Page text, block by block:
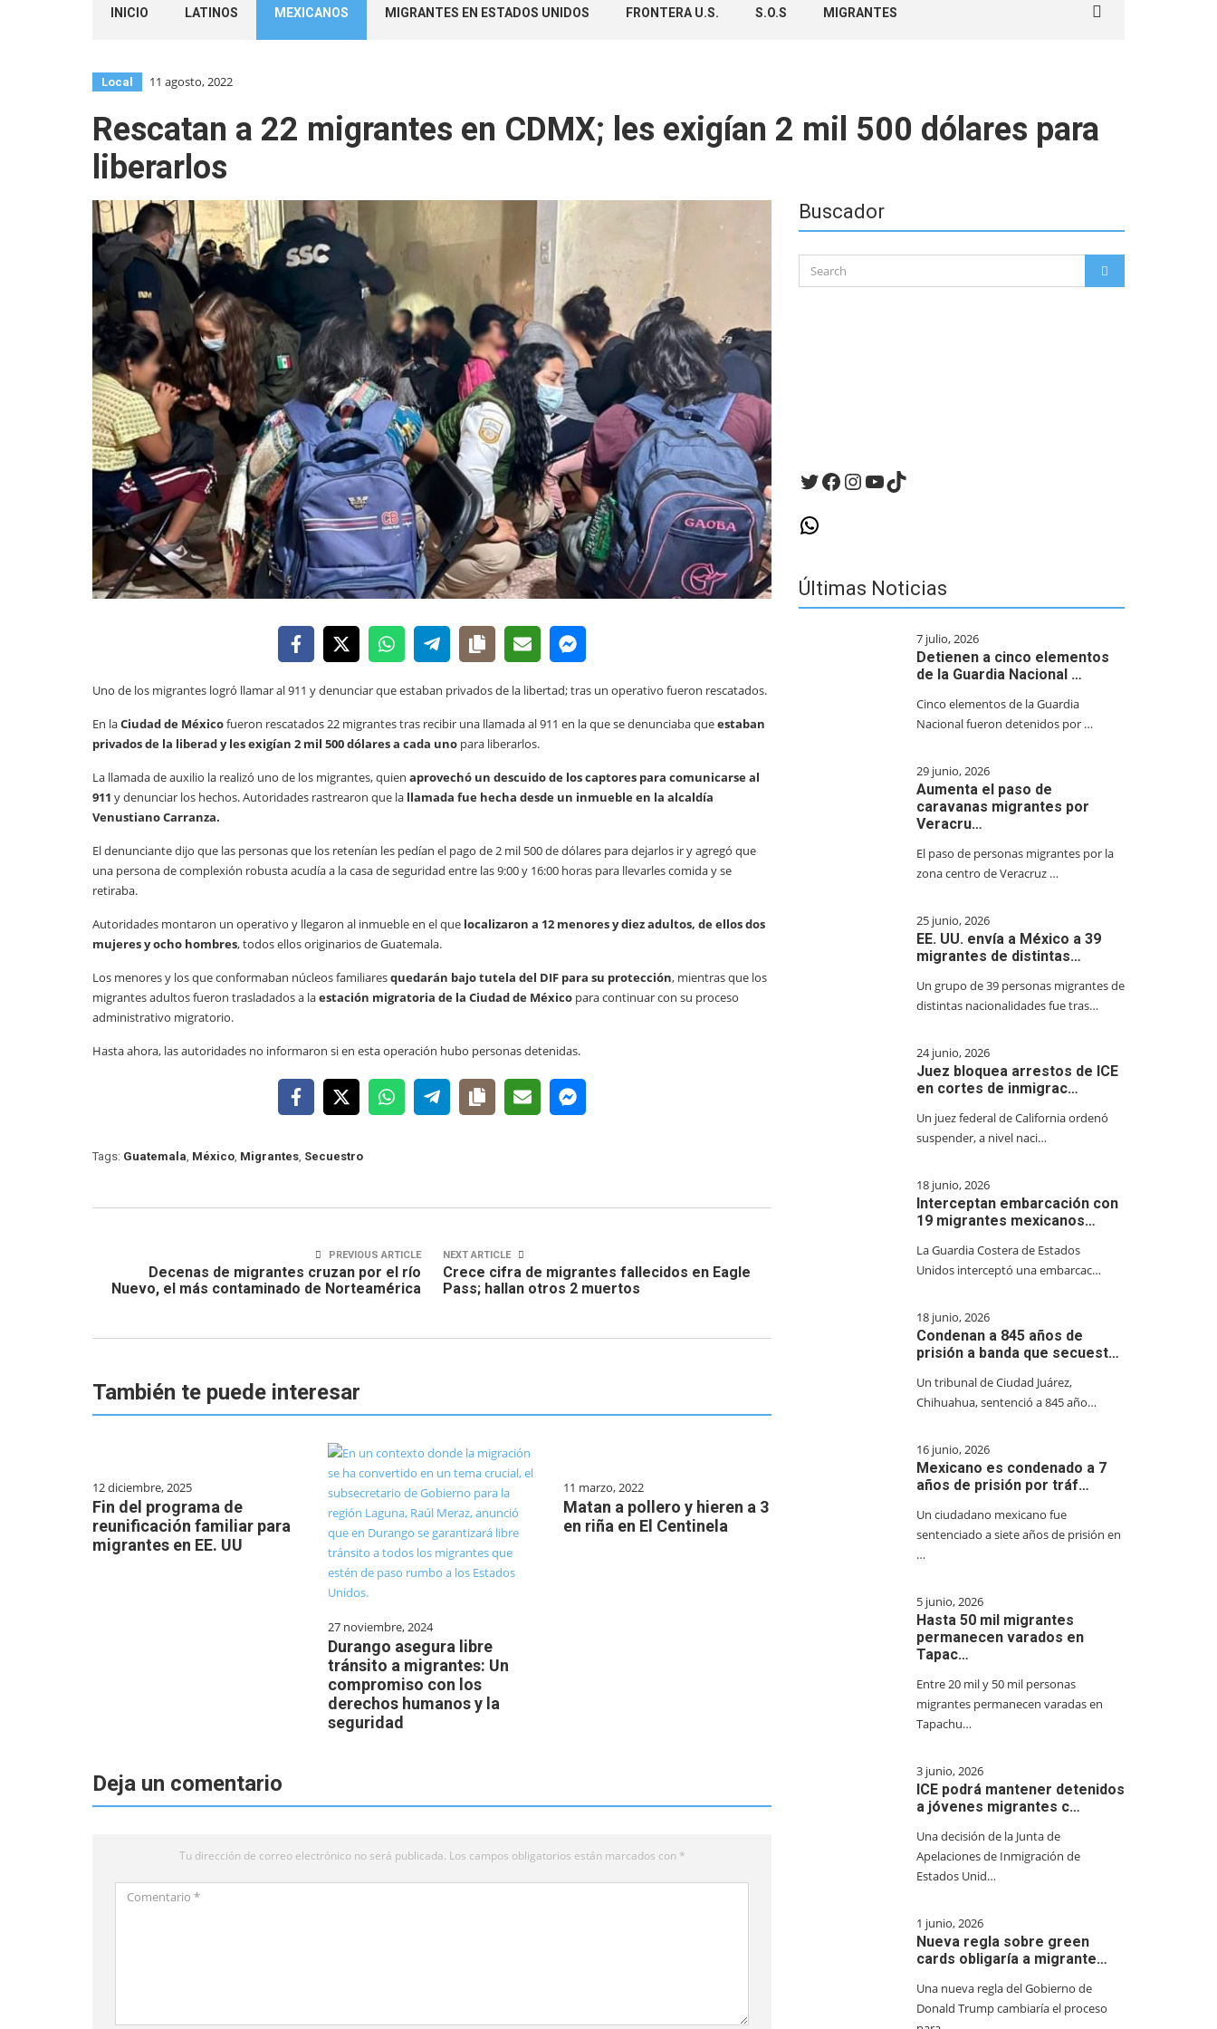
INICIO LATINOS MEXICANOS MIGRANTES EN ESTADOS UNIDOS FRONTERA U.S. S.O.S MIGRANTES
Local 11 agosto, 2022
Rescatan a 22 migrantes en CDMX; les exigían 2 mil 500 dólares para
liberarlos
Uno de los migrantes logró llamar al 911 y denunciar que estaban privados de la libertad; tras un operativo fueron rescatados.
En laCiudad de Méxicofueron rescatados 22 migrantes tras recibir una llamada al 911 en la que se denunciaba queestaban
privados de la liberad y les exigían 2 mil 500 dólares a cada uno para liberarlos.
La llamada de auxilio la realizó uno de los migrantes, quien aprovechó un descuido de los captores para comunicarse al
911 y denunciar los hechos. Autoridades rastrearon que la llamada fue hecha desde un inmueble en la alcaldía
Venustiano Carranza.
El denunciante dijo que las personas que los retenían les pedían el pago de 2 mil 500 de dólares para dejarlos ir y agregó que
una persona de complexión robusta acudía a la casa de seguridad entre las 9:00 y 16:00 horas para llevarles comida y se
retiraba.
Autoridades montaron un operativo y llegaron al inmueble en el que localizaron a 12 menores y diez adultos, de ellos dos
mujeres y ocho hombres, todos ellos originarios de Guatemala.
Los menores y los que conformaban núcleos familiaresquedarán bajo tutela del DIF para su protección, mientras que los
migrantes adultos fueron trasladados a laestación migratoria de la Ciudad de México para continuar con su proceso
administrativo migratorio.
Hasta ahora, las autoridades no informaron si en esta operación hubo personas detenidas.
Tags: Guatemala México Migrantes Secuestro
PREVIOUS ARTICLE
Decenas de migrantes cruzan por el río
Nuevo, el más contaminado de Norteamérica
NEXT ARTICLE
Crece cifra de migrantes fallecidos en Eagle
Pass; hallan otros 2 muertos
También te puede interesar
12 diciembre, 2025
Fin del programa de
reunificación familiar para
migrantes en EE. UU
27 noviembre, 2024
Durango asegura libre
tránsito a migrantes: Un
compromiso con los
derechos humanos y la
seguridad
11 marzo, 2022
Matan a pollero y hieren a 3
en riña en El Centinela
Deja un comentario
Tu dirección de correo electrónico no será publicada. Los campos obligatorios están marcados con *
Comentario
Buscador
for:
Twitter
Facebook
Instagram
YouTube
TikTok
WhatsApp
Últimas Noticias
7 julio, 2026
Detienen a cinco elementos
de la Guardia Nacional …
Cinco elementos de la Guardia
Nacional fueron detenidos por …
29 junio, 2026
Aumenta el paso de
caravanas migrantes por
Veracru…
El paso de personas migrantes por la
zona centro de Veracruz …
25 junio, 2026
EE. UU. envía a México a 39
migrantes de distintas…
Un grupo de 39 personas migrantes de
distintas nacionalidades fue tras…
24 junio, 2026
Juez bloquea arrestos de ICE
en cortes de inmigrac…
Un juez federal de California ordenó
suspender, a nivel naci…
18 junio, 2026
Interceptan embarcación con
19 migrantes mexicanos…
La Guardia Costera de Estados
Unidos interceptó una embarcac…
18 junio, 2026
Condenan a 845 años de
prisión a banda que secuest…
Un tribunal de Ciudad Juárez,
Chihuahua, sentenció a 845 año…
16 junio, 2026
Mexicano es condenado a 7
años de prisión por tráf…
Un ciudadano mexicano fue
sentenciado a siete años de prisión en
…
5 junio, 2026
Hasta 50 mil migrantes
permanecen varados en
Tapac…
Entre 20 mil y 50 mil personas
migrantes permanecen varadas en
Tapachu…
3 junio, 2026
ICE podrá mantener detenidos
a jóvenes migrantes c…
Una decisión de la Junta de
Apelaciones de Inmigración de
Estados Unid…
1 junio, 2026
Nueva regla sobre green
cards obligaría a migrante…
Una nueva regla del Gobierno de
Donald Trump cambiaría el proceso